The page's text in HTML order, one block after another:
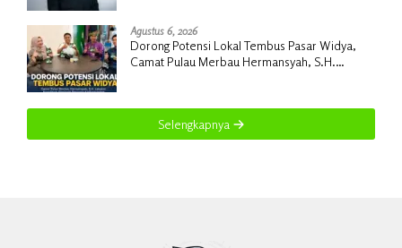
Agustus 6, 2026
Dorong Potensi Lokal Tembus Pasar Widya,
Camat Pulau Merbau Hermansyah, S.H.
Selengkapnya